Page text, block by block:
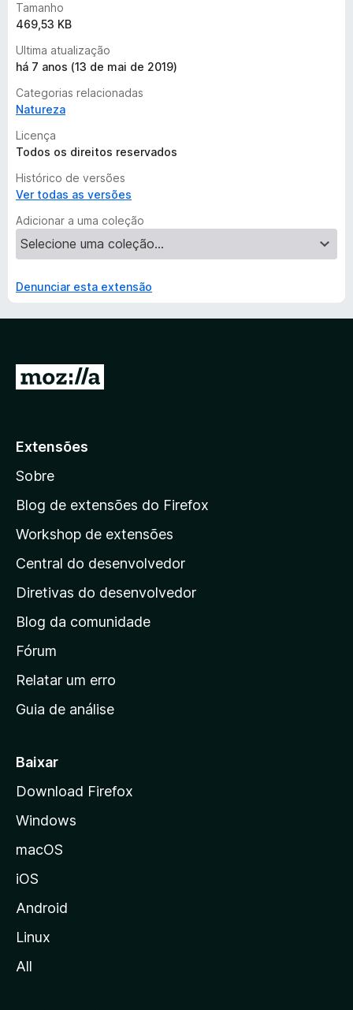
a
ç
õ
e
Tamanho
469,53 KB
Ultima atualização
há 7 anos (13 de mai de 2019)
Categorias relacionadas
Natureza
Licença
Todos os direitos reservados
Histórico de versões
Ver todas as versões
Adicionar a uma coleção
Denunciar esta extensão
a
a
a
á
g
i
a
i
n
c
a
d
a
z
i
a
Extensões
Sobre
Blog de extensões do Firefox
Workshop de extensões
Central do desenvolvedor
Diretivas do desenvolvedor
Blog da comunidade
Fórum
Relatar um erro
Guia de análise
Baixar
Download Firefox
Windows
macOS
iOS
Android
Linux
All